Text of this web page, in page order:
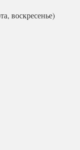
воскресенье)